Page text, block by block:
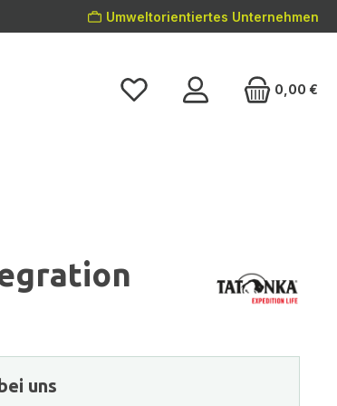
Umweltorientiertes Unternehmen
0,00 €
uns